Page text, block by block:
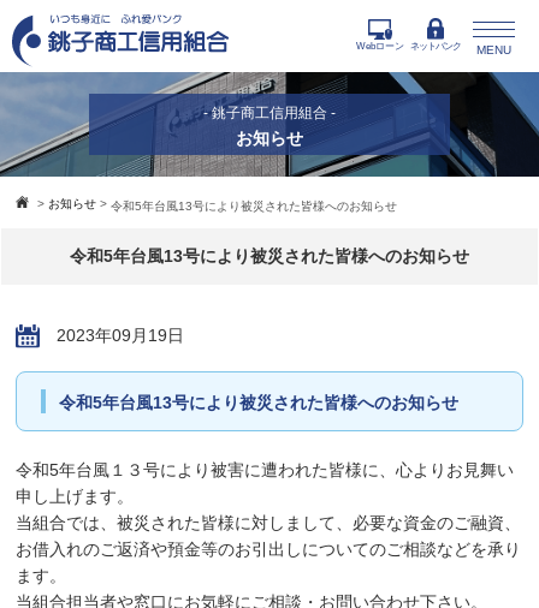
MENU
Webローン ネットバンク
- 銚子商工信用組合 -
お知らせ
> お知らせ >令和5年台風13号により被災された皆様へのお知らせ
令和5年台風13号により被災された皆様へのお知らせ
2023年09月19日
令和5年台風13号により被災された皆様へのお知らせ
令和5年台風１３号により被害に遭われた皆様に、心よりお見舞い
申し上げます。
当組合では、被災された皆様に対しまして、必要な資金のご融資、
お借入れのご返済や預金等のお引出しについてのご相談などを承り
ます。
当組合担当者や窓口にお気軽にご相談・お問い合わせ下さい。